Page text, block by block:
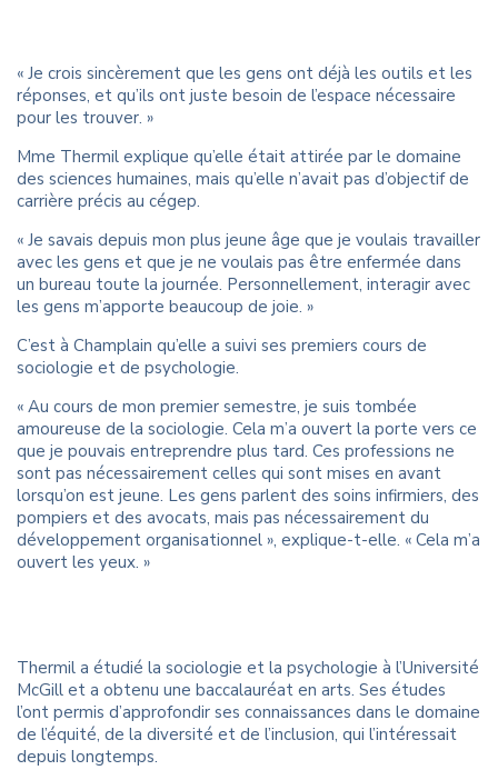
« Je crois sincèrement que les gens ont déjà les outils et les
réponses, et qu’ils ont juste besoin de l’espace nécessaire
pour les trouver. »
Mme Thermil explique qu’elle était attirée par le domaine
des sciences humaines, mais qu’elle n’avait pas d’objectif de
carrière précis au cégep.
« Je savais depuis mon plus jeune âge que je voulais travailler
avec les gens et que je ne voulais pas être enfermée dans
un bureau toute la journée. Personnellement, interagir avec
les gens m’apporte beaucoup de joie. »
C’est à Champlain qu’elle a suivi ses premiers cours de
sociologie et de psychologie.
« Au cours de mon premier semestre, je suis tombée
amoureuse de la sociologie. Cela m’a ouvert la porte vers ce
que je pouvais entreprendre plus tard. Ces professions ne
sont pas nécessairement celles qui sont mises en avant
lorsqu’on est jeune. Les gens parlent des soins infirmiers, des
pompiers et des avocats, mais pas nécessairement du
développement organisationnel », explique-t-elle. « Cela m’a
ouvert les yeux. »
Thermil a étudié la sociologie et la psychologie à l’Université
McGill et a obtenu une baccalauréat en arts. Ses études
l’ont permis d’approfondir ses connaissances dans le domaine
de l’équité, de la diversité et de l’inclusion, qui l’intéressait
depuis longtemps.